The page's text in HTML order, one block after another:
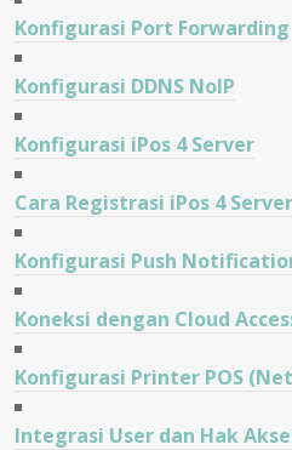
Konfigurasi Port Forwarding
Konfigurasi DDNS NoIP
Konfigurasi iPos 4 Server
Cara Registrasi iPos 4 Server
Konfigurasi Push
Koneksi dengan Cloud
Konfigurasi Printer POS
Integrasi User dan Hak